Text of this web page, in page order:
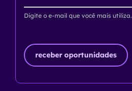
Digite o e-mail que você mais utiliza.
receber oportunidades